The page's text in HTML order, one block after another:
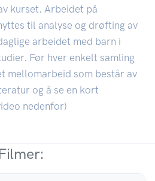
kurset. Arbeidet på
til analyse og drøfting av
arbeidet med barn i
Før hver enkelt samling
mellomarbeid som består av
og å se en kort
nedenfor)